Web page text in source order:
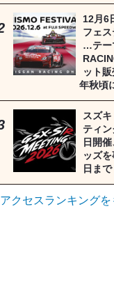
12月6
フェス
…テー
ット
年秋頃
スズ
ティ
日開
ッズ
日まで
アクセスランキングを